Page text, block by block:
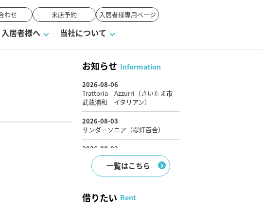
わせ 来店予約 入居者様専用ページ
物件閲覧履歴
語集
ワンポイント税務 オーナー座談会
賃貸vs持ち家
業者の選び方 媒介契約の種類
ント よくある質問
入居者様へ 当社について
来店予約
お知らせ Information
一覧はこちら
借りたい Rent